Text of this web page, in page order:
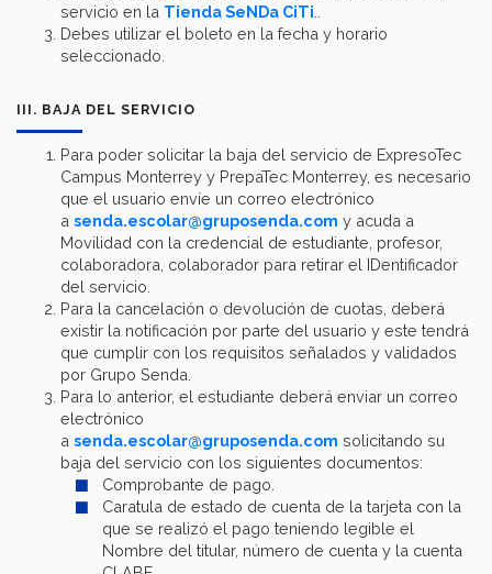
servicio en la Tienda SeNDa CiTi
Debes utilizar el boleto en la fecha y horario
seleccionado.
III. BAJA DEL SERVICIO
Para poder solicitar la baja del servicio de ExpresoTec
Campus Monterrey y PrepaTec Monterrey, es necesario
que el usuario envíe un correo electrónico
a senda.escolar@gruposenda.com y acuda a
Movilidad con la credencial de estudiante, profesor,
colaboradora, colaborador para retirar el IDentificador
del servicio.
Para la cancelación o devolución de cuotas, deberá
existir la notificación por parte del usuario y este tendrá
que cumplir con los requisitos señalados y validados
por Grupo Senda.
Para lo anterior, el estudiante deberá enviar un correo
electrónico
a senda.escolar@gruposenda.com solicitando su
baja del servicio con los siguientes documentos:
Comprobante de pago.
Caratula de estado de cuenta de la tarjeta con la
que se realizó el pago teniendo legible el
Nombre del titular, número de cuenta y la cuenta